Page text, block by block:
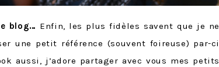
blog… Enfin, les plus fidèles savent que je ne
une petit référence (souvent foireuse) par-ci
aussi, j’adore partager avec vous mes petits